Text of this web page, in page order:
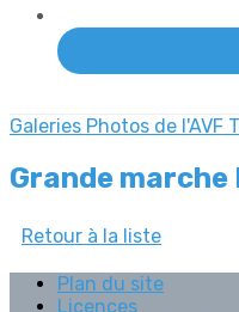
Galeries Photos de l'AVF
Grande
Retour à la liste
Plan du site
Licences